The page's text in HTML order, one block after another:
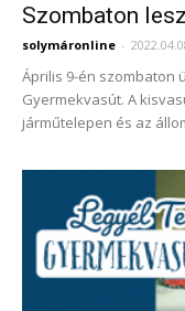
Szombaton
solymáronline -
Április 9-én szombaton
Gyermekvasút. A
járműtelepen és az